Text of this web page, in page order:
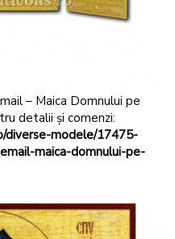
– Maica Domnului pe
detalii și comenzi:
diverse-modele/17475-
maica-domnului-pe-